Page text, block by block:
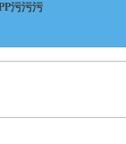
污污污